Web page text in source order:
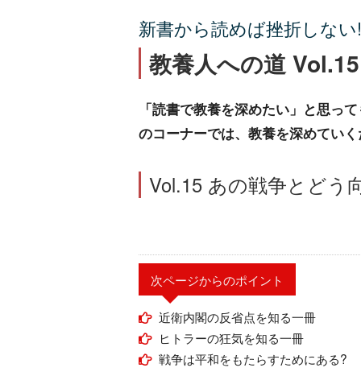
新書から読めば挫折しない!
教養人への道 Vol.15
「読書で教養を深めたい」と思っ
のコーナーでは、教養を深めてい
Vol.15 あの戦争とどう
次ページからのポイント
近衛内閣の反省点を知る一冊
ヒトラーの狂気を知る一冊
戦争は平和をもたらすためにある?